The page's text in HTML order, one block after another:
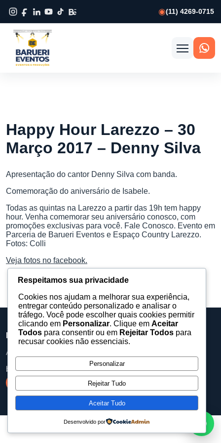
(11) 4269-0715
Abrir
Happy Hour Larezzo – 30
Março 2017 – Denny Silva
Apresentação do cantor Denny Silva com banda.
Comemoração do aniversário de Isabele.
Todas as quintas na Larezzo a partir das 19h tem happy
hour. Venha comemorar seu aniversário conosco, com
promoções exclusivas para você. Fale Conosco. Evento em
Parceria de Barueri Eventos e Espaço Country Larezzo.
Fotos: Colli
Veja fotos no facebook.
Barueri Eventos
Assessoria, equipamentos e produções para eventos.
baruerieventos@gmail.com
Respeitamos sua privacidade
Cookies nos ajudam a melhorar sua experiência,
entregar conteúdo personalizado e analisar o
tráfego. Você pode escolher quais cookies permitir
clicando em Personalizar. Clique em Aceitar
Todos para consentir ou em Rejeitar Todos para
recusar cookies não essenciais.
Personalizar
Rejeitar Tudo
Aceitar Tudo
Desenvolvido por